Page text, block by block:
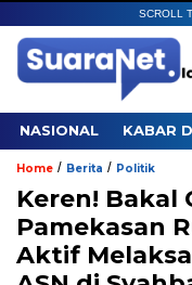
SCROLL
NASIONAL KABAR
Home / Berita / Politik
Keren! Bakal
Pamekasan
Aktif